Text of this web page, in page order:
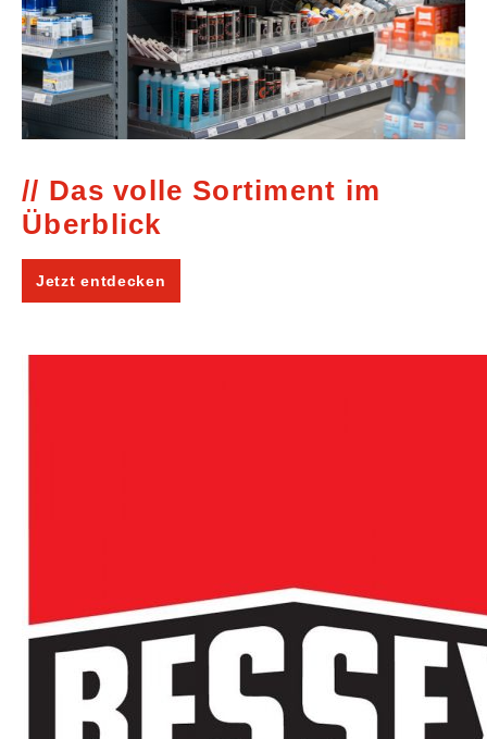
Das volle Sortiment im
Überblick
Jetzt entdecken